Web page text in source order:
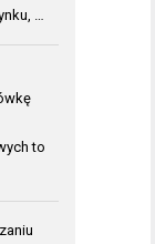
…
to